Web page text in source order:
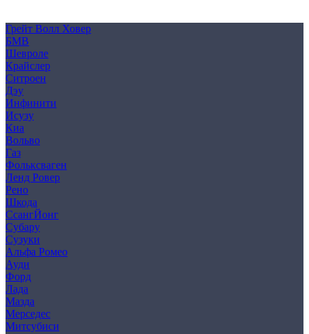
Грейт Волл Ховер
БМВ
Шевроле
Крайслер
Ситроен
Дэу
Инфинити
Исузу
Киа
Вольво
Газ
Фольксваген
Ленд Ровер
Рено
Шкода
СсангЙонг
Субару
Сузуки
Альфа Ромео
Ауди
Форд
Лада
Мазда
Мерседес
Митсубиси